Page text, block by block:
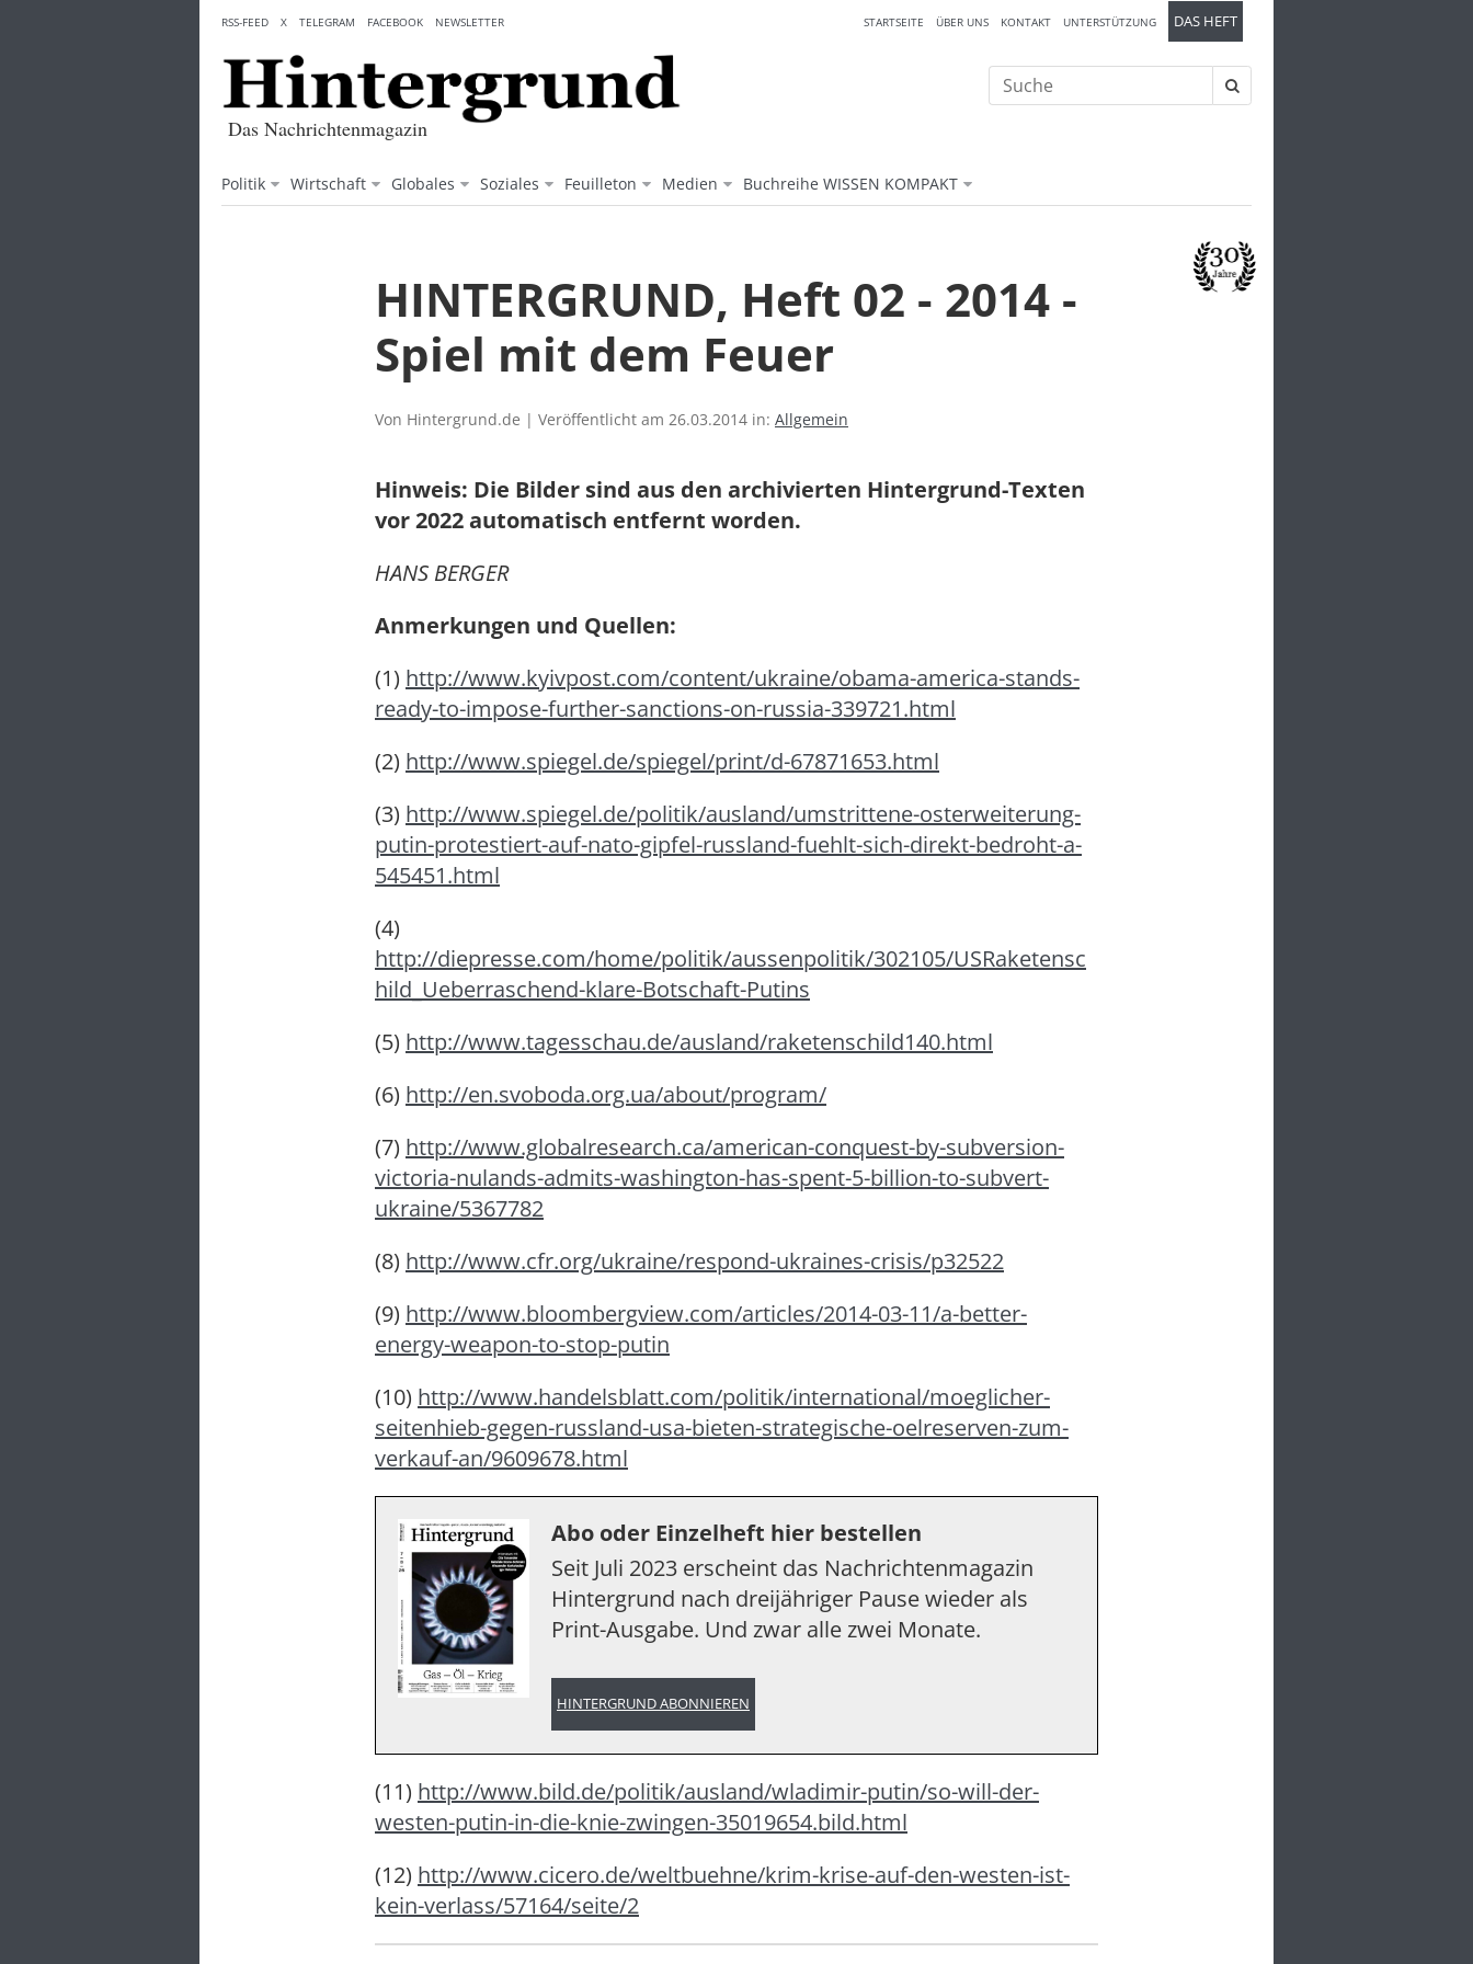
content
Das Nachrichtenmagazin
Politik Wirtschaft Globales Soziales Feuilleton Medien Buchreihe WISSEN KOMPAKT
STARTSEITE ÜBER UNS KONTAKT UNTERSTÜTZUNG DAS HEFT
RSS-FEED X TELEGRAM FACEBOOK NEWSLETTER
Suche
nach:
HINTERGRUND, Heft 02 - 2014 -
Spiel mit dem Feuer
Von Hintergrund.de | Veröffentlicht am 26.03.2014 in: Allgemein
Hinweis: Die Bilder sind aus den archivierten Hintergrund-Texten
vor 2022 automatisch entfernt worden.
HANS BERGER
Anmerkungen und Quellen:
(1) http://www.kyivpost.com/content/ukraine/obama-america-stands-
ready-to-impose-further-sanctions-on-russia-339721.html
(2) http://www.spiegel.de/spiegel/print/d-67871653.html
(3) http://www.spiegel.de/politik/ausland/umstrittene-osterweiterung-
putin-protestiert-auf-nato-gipfel-russland-fuehlt-sich-direkt-bedroht-a-
545451.html
(4)
http://diepresse.com/home/politik/aussenpolitik/302105/USRaketensc
hild_Ueberraschend-klare-Botschaft-Putins
(5) http://www.tagesschau.de/ausland/raketenschild140.html
(6) http://en.svoboda.org.ua/about/program/
(7) http://www.globalresearch.ca/american-conquest-by-subversion-
victoria-nulands-admits-washington-has-spent-5-billion-to-subvert-
ukraine/5367782
(8) http://www.cfr.org/ukraine/respond-ukraines-crisis/p32522
(9) http://www.bloombergview.com/articles/2014-03-11/a-better-
energy-weapon-to-stop-putin
(10) http://www.handelsblatt.com/politik/international/moeglicher-
seitenhieb-gegen-russland-usa-bieten-strategische-oelreserven-zum-
verkauf-an/9609678.html
Abo oder Einzelheft hier bestellen
Seit Juli 2023 erscheint das Nachrichtenmagazin
Hintergrund nach dreijähriger Pause wieder als
Print-Ausgabe. Und zwar alle zwei Monate.
HINTERGRUND ABONNIEREN
(11) http://www.bild.de/politik/ausland/wladimir-putin/so-will-der-
westen-putin-in-die-knie-zwingen-35019654.bild.html
(12) http://www.cicero.de/weltbuehne/krim-krise-auf-den-westen-ist-
kein-verlass/57164/seite/2